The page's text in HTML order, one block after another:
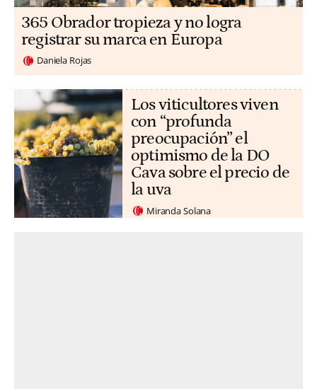
365 Obrador tropieza y no logra
registrar su marca en Europa
Daniela Rojas
Los viticultores viven
con “profunda
preocupación” el
optimismo de la DO
Cava sobre el precio de
la uva
Miranda Solana